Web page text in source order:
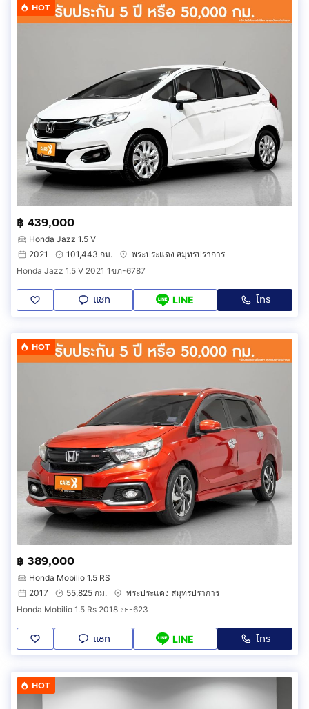
HOT
฿ 439,000
Honda Jazz 1.5 V
2021
101,443 กม.
พระประแดง สมุทรปราการ
Honda Jazz 1.5 V 2021 1ขภ-6787
แชท LINE โทร
HOT
฿ 389,000
Honda Mobilio 1.5 RS
2017
55,825 กม.
พระประแดง สมุทรปราการ
Honda Mobilio 1.5 Rs 2018 งธ-623
แชท LINE โทร
HOT